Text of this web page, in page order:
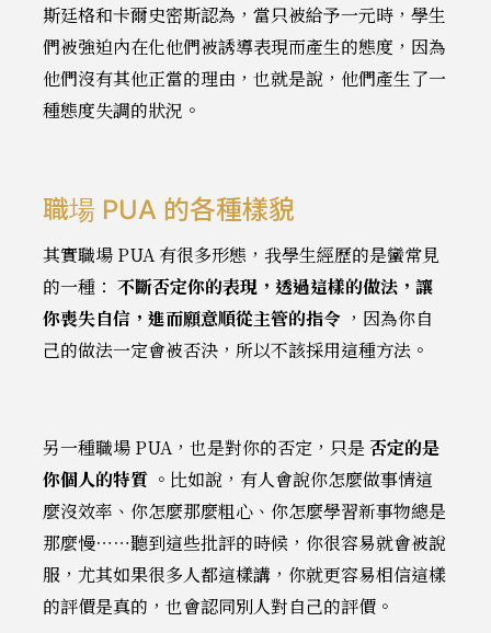
斯廷格和卡爾史密斯認為，當只被給予一元時，學生
們被強迫內在化他們被誘導表現而產生的態度，因為
他們沒有其他正當的理由，也就是說，他們產生了一
種態度失調的狀況。
職場 PUA 的各種樣貌
其實職場 PUA 有很多形態，我學生經歷的是蠻常見
的一種： 不斷否定你的表現，透過這樣的做法，讓
你喪失自信，進而願意順從主管的指令，因為你自
己的做法一定會被否決，所以不該採用這種方法。
另一種職場 PUA，也是對你的否定，只是 否定的是
你個人的特質。比如說，有人會說你怎麼做事情這
麼沒效率、你怎麼那麼粗心、你怎麼學習新事物總是
那麼慢⋯⋯聽到這些批評的時候，你很容易就會被說
服，尤其如果很多人都這樣講，你就更容易相信這樣
的評價是真的，也會認同別人對自己的評價。